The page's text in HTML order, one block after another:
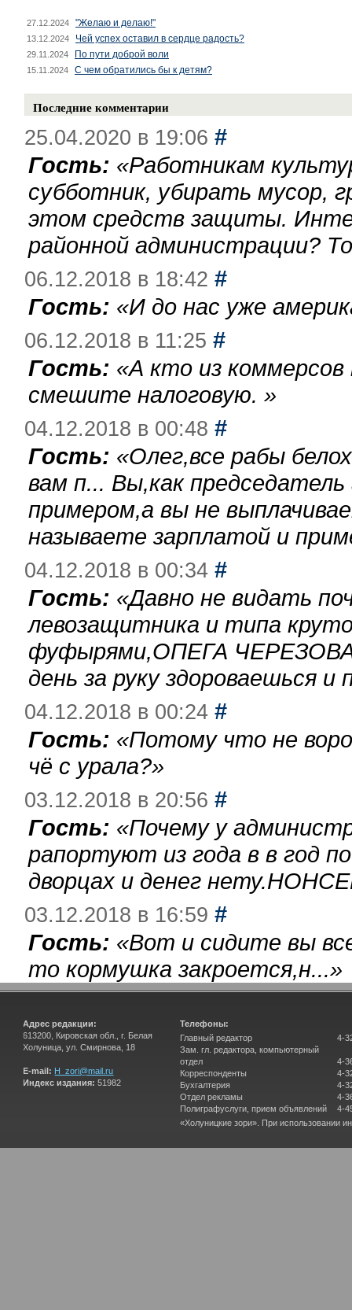
27.12.2024 "Желаю и делаю!"
13.12.2024 Чей успех оставил в сердце радость?
29.11.2024 По пути доброй воли
15.11.2024 С чем обратились бы к детям?
Последние комментарии
25.04.2020 в 19:06 #
Гость: «Работникам
субботник, убирать мусор,
этом средств защиты.
районной администрации?
06.12.2018 в 18:42 #
Гость: «И до нас уже
06.12.2018 в 11:25 #
Гость: «А кто из
смешите налоговую. »
04.12.2018 в 00:48 #
Гость: «Олег,все рабы
вам п... Вы,как
примером,а вы не
называете зарплатой и
04.12.2018 в 00:34 #
Гость: «Давно не видать
левозащитника и типа
фуфырями,ОПЕГА
день за руку здороваешься
04.12.2018 в 00:24 #
Гость: «Потому что не
чё с урала?»
03.12.2018 в 20:56 #
Гость: «Почему у
рапортуют из года в в год
дворцах и денег
03.12.2018 в 16:59 #
Гость: «Вот и сидите вы
то кормушка закроется,н...»
Адрес редакции:
613200, Кировская обл., г. Белая
Холуница, ул. Смирнова, 18
E-mail: H_zori@mail.ru
Индекс издания: 51982
Телефоны:
Главный редактор
Зам. гл. редактора, компьютерный
отдел
Корреспонденты
Бухгалтерия
Отдел рекламы
Полиграфуслуги, прием объявлений
4-
4-
4-
4-
4-
4-
«Холуницкие зори». При использовании